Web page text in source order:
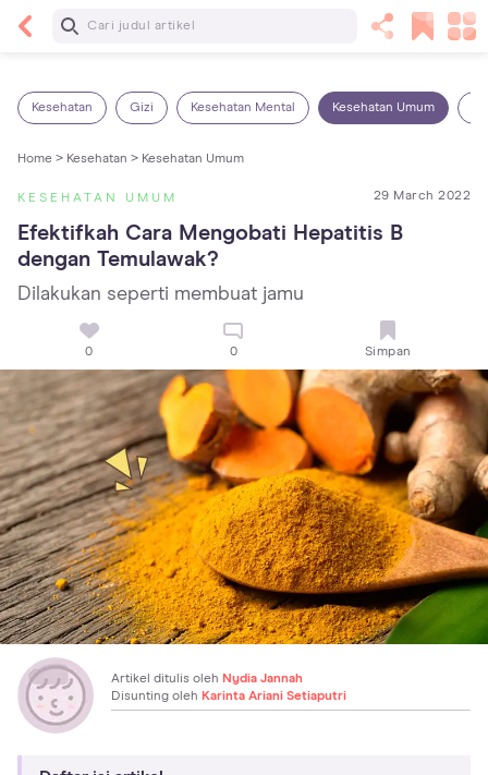
Baca Selanjutnya
Kesehatan Gizi Kesehatan Mental Kesehatan Umum
Home > Kesehatan > Kesehatan Umum
KESEHATAN UMUM 29 March 2022
Efektifkah Cara Mengobati Hepatitis B
dengan Temulawak?
Dilakukan seperti membuat jamu
0 0 Simpan
Artikel ditulis oleh Nydia Jannah
Disunting oleh Karinta Ariani Setiaputri